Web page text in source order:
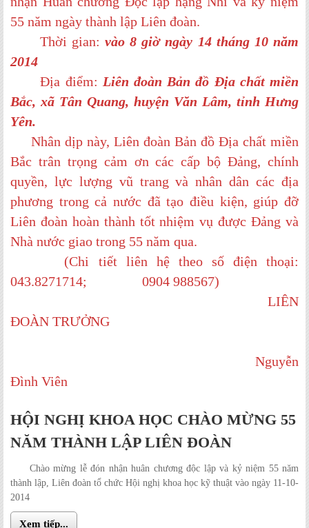
55 năm ngày thành lập Liên đoàn.
Thời gian: vào 8 giờ ngày 14 tháng 10 năm
2014
Địa điểm: Liên đoàn Bản đồ Địa chất miền
Bắc, xã Tân Quang, huyện Văn Lâm, tỉnh Hưng
Yên.
Nhân dịp này, Liên đoàn Bản đồ Địa chất miền
Bắc trân trọng cảm ơn các cấp bộ Đảng, chính
quyền, lực lượng vũ trang và nhân dân các địa
phương trong cả nước đã tạo điều kiện, giúp đỡ
Liên đoàn hoàn thành tốt nhiệm vụ được Đảng và
Nhà nước giao trong 55 năm qua.
(Chi tiết liên hệ theo số điện thoại:
043.8271714; 0904 988567)
LIÊN
ĐOÀN TRƯỞNG
Nguyễn
Đình Viên
HỘI NGHỊ KHOA HỌC CHÀO MỪNG 55
NĂM THÀNH LẬP LIÊN ĐOÀN
Chào mừng lễ đón nhận huân chương độc lập và kỷ niệm 55 năm
thành lập, Liên đoàn tổ chức Hội nghị khoa học kỹ thuật vào ngày 11-10-
2014
Xem tiếp...